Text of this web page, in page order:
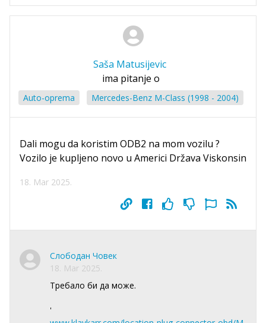
Saša Matusijevic
ima pitanje o
Auto-oprema Mercedes-Benz M-Class (1998 - 2004)
Dali mogu da koristim ODB2 na mom vozilu ?
Vozilo je kupljeno novo u Americi Država Viskonsin
18. Mar 2025.
Слободан Човек
18. Mar 2025.
Требало би да може.
'